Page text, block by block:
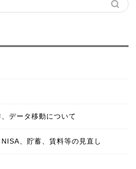
データ移動について
、貯蓄、賃料等の見直し